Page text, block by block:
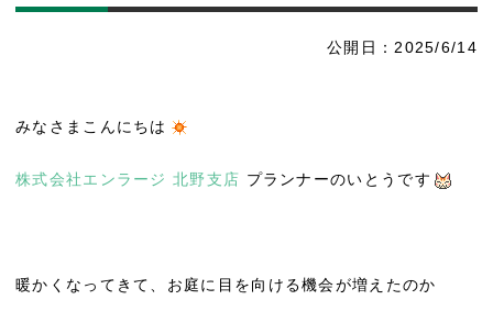
公開日：2025/6/14
みなさまこんにちは
株式会社エンラージ 北野支店 プランナーのいとうです
暖かくなってきて、お庭に目を向ける機会が増えたのか